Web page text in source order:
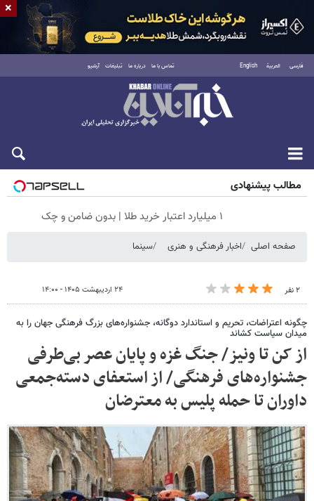
فارسی العربية English تماس با ما درباره ما تبلیغات آرشیو
شنبه ۱۷ مرداد ۱۴۰۵
مطالب پیشنهادی
۱ میلیارد اعتبار خرید طلا | بدون ضامن و چک
صفحه اصلی اخبار فرهنگی و هنری سینما
۲ نفر ۲۴ اردیبهشت ۱۴۰۵ - ۱۴:۰۰
چگونه اعتراضات، تحریم و استاندارد دوگانه، جشنواره‌های بزرگ فرهنگی جهان را به
میدان سیاست کشاند
از کن تا ونیز/ جنگ غزه و پایان عصر بی‌طرفی
جشنواره‌های فرهنگی/ از استعفای دسته‌جمعی
داوران تا حمله پلیس به معترضان
×